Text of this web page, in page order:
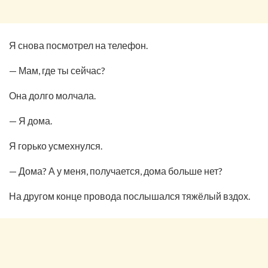
Я снова посмотрел на телефон.
— Мам, где ты сейчас?
Она долго молчала.
— Я дома.
Я горько усмехнулся.
— Дома? А у меня, получается, дома больше нет?
На другом конце провода послышался тяжёлый вздох.